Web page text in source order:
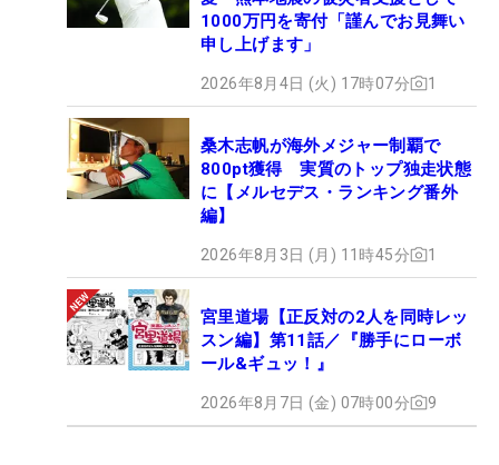
1000万円を寄付「謹んでお見舞い
申し上げます」
2026年8月4日 (火) 17時07分 1
桑木志帆が海外メジャー制覇で
800pt獲得 実質のトップ独走状態
に【メルセデス・ランキング番外
編】
2026年8月3日 (月) 11時45分 1
宮里道場【正反対の2人を同時レッ
スン編】第11話／『勝手にローボ
ール&ギュッ！』
2026年8月7日 (金) 07時00分 9